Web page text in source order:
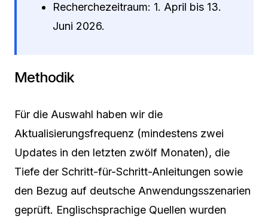
Recherchezeitraum: 1. April bis 13.
Juni 2026.
Methodik
Für die Auswahl haben wir die
Aktualisierungsfrequenz (mindestens zwei
Updates in den letzten zwölf Monaten), die
Tiefe der Schritt-für-Schritt-Anleitungen sowie
den Bezug auf deutsche Anwendungsszenarien
geprüft. Englischsprachige Quellen wurden